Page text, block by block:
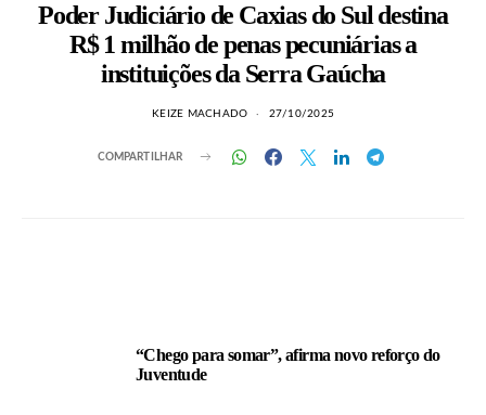
Poder Judiciário de Caxias do Sul destina
R$ 1 milhão de penas pecuniárias a
instituições da Serra Gaúcha
KEIZE MACHADO 27/10/2025
COMPARTILHAR
“Chego para somar”, afirma novo reforço do
Juventude